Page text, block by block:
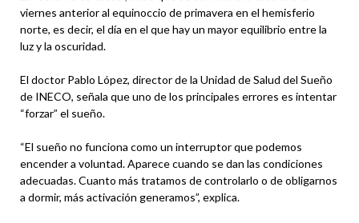
viernes anterior al equinoccio de primavera en el hemisferio
norte, es decir, el día en el que hay un mayor equilibrio entre la
luz y la oscuridad.
El doctor Pablo López, director de la Unidad de Salud del Sueño
de INECO, señala que uno de los principales errores es intentar
“forzar” el sueño.
“El sueño no funciona como un interruptor que podemos
encender a voluntad. Aparece cuando se dan las condiciones
adecuadas. Cuanto más tratamos de controlarlo o de obligarnos
a dormir, más activación generamos”, explica.